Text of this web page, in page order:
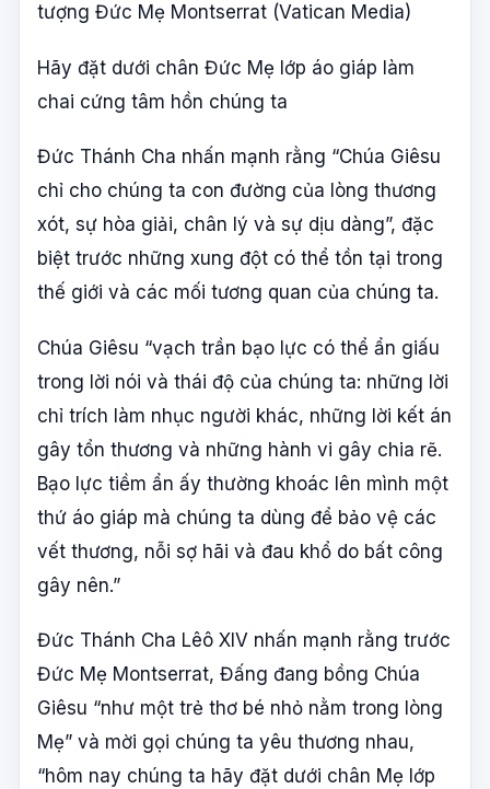
tượng Đức Mẹ Montserrat (Vatican Media)
Hãy đặt dưới chân Đức Mẹ lớp áo giáp làm
chai cứng tâm hồn chúng ta
Đức Thánh Cha nhấn mạnh rằng “Chúa Giêsu
chỉ cho chúng ta con đường của lòng thương
xót, sự hòa giải, chân lý và sự dịu dàng”, đặc
biệt trước những xung đột có thể tồn tại trong
thế giới và các mối tương quan của chúng ta.
Chúa Giêsu “vạch trần bạo lực có thể ẩn giấu
trong lời nói và thái độ của chúng ta: những lời
chỉ trích làm nhục người khác, những lời kết án
gây tổn thương và những hành vi gây chia rẽ.
Bạo lực tiềm ẩn ấy thường khoác lên mình một
thứ áo giáp mà chúng ta dùng để bảo vệ các
vết thương, nỗi sợ hãi và đau khổ do bất công
gây nên.”
Đức Thánh Cha Lêô XIV nhấn mạnh rằng trước
Đức Mẹ Montserrat, Đấng đang bồng Chúa
Giêsu “như một trẻ thơ bé nhỏ nằm trong lòng
Mẹ” và mời gọi chúng ta yêu thương nhau,
“hôm nay chúng ta hãy đặt dưới chân Mẹ lớp